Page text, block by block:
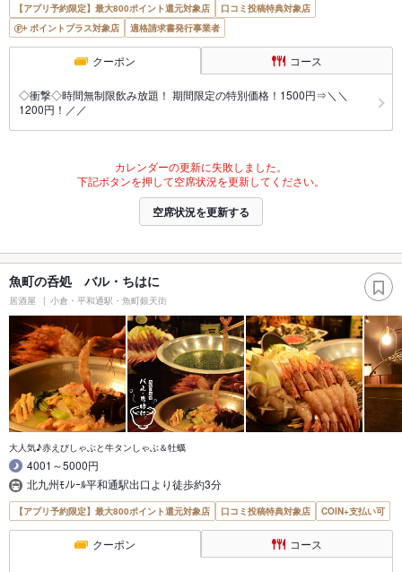
【アプリ予約限定】最大800ポイント還元対象店
口コミ投稿特典対象店
ポイントプラス対象店
適格請求書発行事業者
クーポン コース
◇衝撃◇時間無制限飲み放題！ 期間限定の特別価格！1500円⇒＼＼
1200円！／／
カレンダーの更新に失敗しました。
下記ボタンを押して空席状況を更新してください。
空席状況を更新する
魚町の呑処 バル・ちはに
居酒屋 小倉・平和通駅・魚町銀天街
大人気♪赤えびしゃぶと牛タンしゃぶ＆牡蠣
4001～5000円
北九州ﾓﾉﾚｰﾙ平和通駅出口より徒歩約3分
【アプリ予約限定】最大800ポイント還元対象店 口コミ投稿特典対象店 COIN+支払い可
クーポン コース